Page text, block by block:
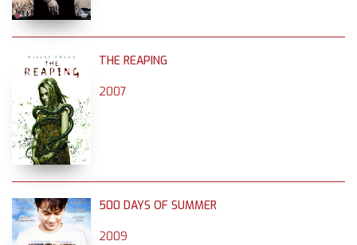
THE REAPING
2007
500 DAYS OF SUMMER
2009